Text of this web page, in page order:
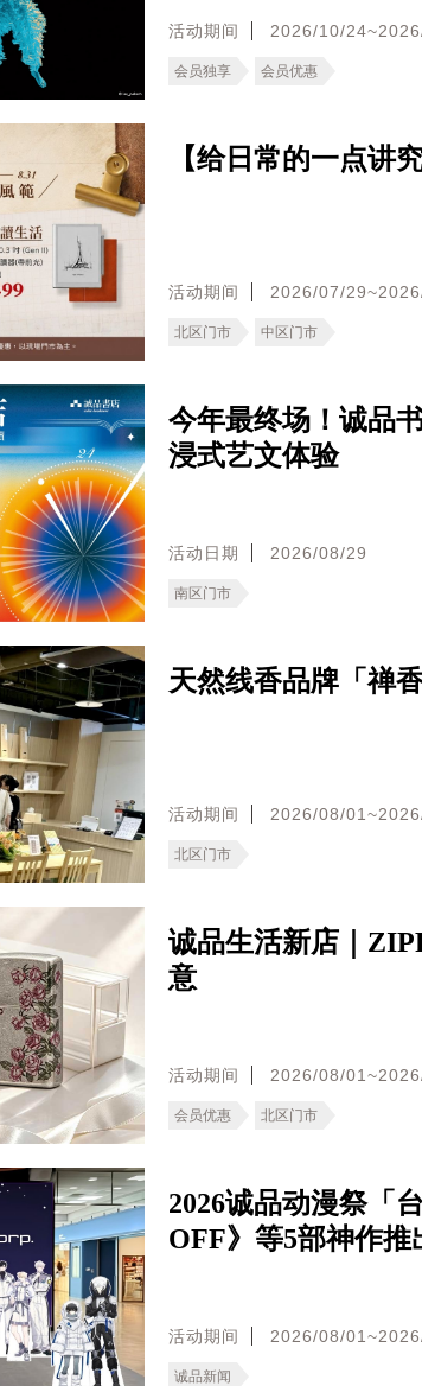
活动期间 2026/10/
会员独享 会员优惠
【给日常的一点讲
活动期间 2026/07/
北区门市 中区门市
今年最终场！诚品
浸式艺文体验
活动日期 2026/08/29
南区门市
天然线香品牌「禅香
活动期间 2026/08/
北区门市
诚品生活新店｜
意
活动期间 2026/08/
会员优惠 北区门市
2026诚品动漫祭「
OFF》等5部神作
活动期间 2026/08/
诚品新闻